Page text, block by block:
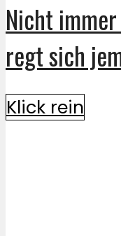
Nicht
regt sich
Klick rein